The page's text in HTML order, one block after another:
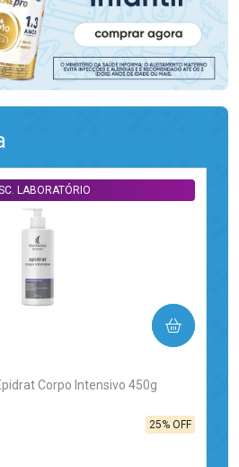
Corpo Intensivo 450g
LABORATÓRIO
25% OFF
COMPRAR